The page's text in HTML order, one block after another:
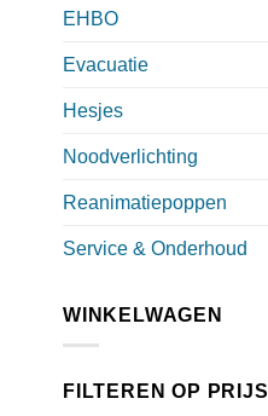
EHBO
Evacuatie
Hesjes
Noodverlichting
Reanimatiepoppen
Service & Onderhoud
WINKELWAGEN
FILTEREN OP PRIJS